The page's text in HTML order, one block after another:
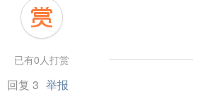
已有0人打赏
回复 3 举报